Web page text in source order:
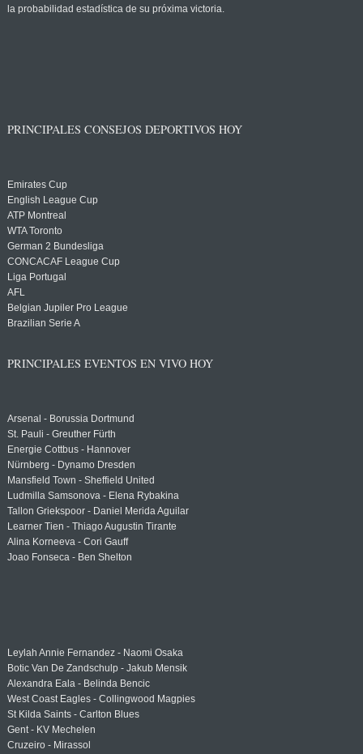
la probabilidad estadística de su próxima victoria.
PRINCIPALES CONSEJOS DEPORTIVOS HOY
Emirates Cup
English League Cup
ATP Montreal
WTA Toronto
German 2 Bundesliga
CONCACAF League Cup
Liga Portugal
AFL
Belgian Jupiler Pro League
Brazilian Serie A
PRINCIPALES EVENTOS EN VIVO HOY
Arsenal - Borussia Dortmund
St. Pauli - Greuther Fürth
Energie Cottbus - Hannover
Nürnberg - Dynamo Dresden
Mansfield Town - Sheffield United
Ludmilla Samsonova - Elena Rybakina
Tallon Griekspoor - Daniel Merida Aguilar
Learner Tien - Thiago Augustin Tirante
Alina Korneeva - Cori Gauff
Joao Fonseca - Ben Shelton
Leylah Annie Fernandez - Naomi Osaka
Botic Van De Zandschulp - Jakub Mensik
Alexandra Eala - Belinda Bencic
West Coast Eagles - Collingwood Magpies
St Kilda Saints - Carlton Blues
Gent - KV Mechelen
Cruzeiro - Mirassol